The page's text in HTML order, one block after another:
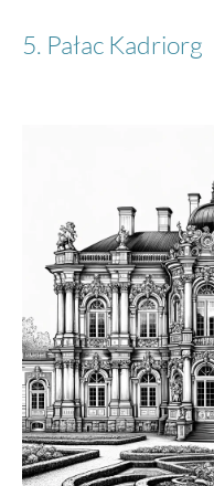
5. Pałac Kadriorg